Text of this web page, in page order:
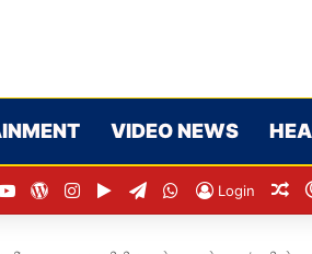
VIDEO NEWS
YouTubeWordPress
Instagram
Google Play
Telegram
WhatsApp
Login